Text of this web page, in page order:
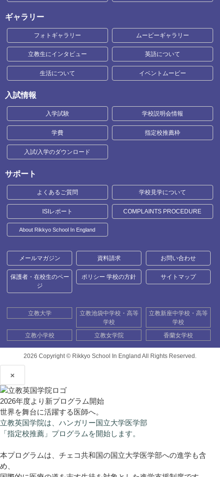
ギャラリー
フォトギャラリー ムービーギャラリー
立教生にインタビュー 英語について
生活について イベントムービー
入試情報
入学試験 学校説明会情報
学費 指定校推薦枠
入試/入学のダウンロード
サポート
よくあるご質問 学校見学について
ISIレポート COMPLAINTS PROCEDURE
About Rikkyo School In England
メールマガジン 資料請求 お問い合わせ
保護者・在校生のペー
ジ
ポリシー 学校の方針 サイトマップ
立教大学
立教池袋中学校・高等
学校
立教新座中学校・高等
学校
立教小学校
立教女学院 香蘭女学校
2026 Copyright © Rikkyo School In England All Rights Reserved.
×
2026年度より新プログラム開始
世界を舞台に活躍する医師へ。
立教英国学院は、ハンガリー国立大学医学部
「指定校推薦」プログラムを開始します。
本プログラムは、チェコ共和国の国立大学医学部への進学も含
め、